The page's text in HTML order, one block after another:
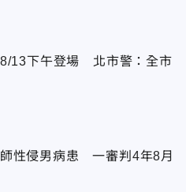
13下午登場 北市警：全市
性侵男病患 一審判4年8月